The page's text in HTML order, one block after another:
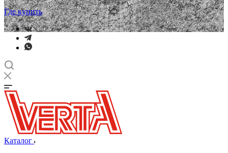
Где купить
Каталог